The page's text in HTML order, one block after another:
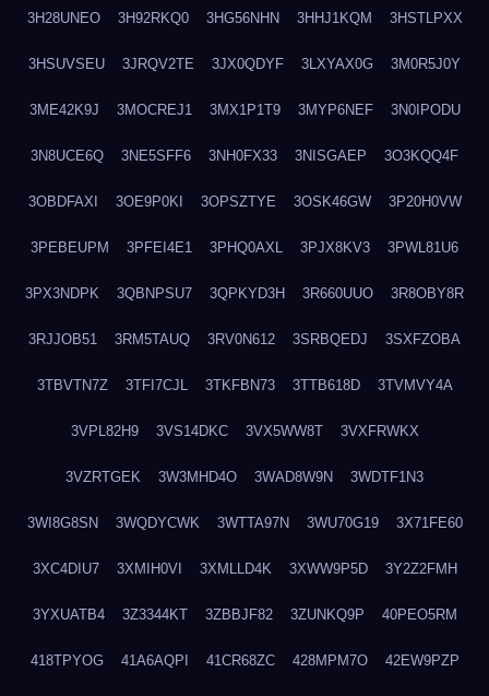
3H28UNEO 3H92RKQ0 3HG56NHN 3HHJ1KQM 3HSTLPXX
3HSUVSEU 3JRQV2TE 3JX0QDYF 3LXYAX0G 3M0R5J0Y
3ME42K9J 3MOCREJ1 3MX1P1T9 3MYP6NEF 3N0IPODU
3N8UCE6Q 3NE5SFF6 3NH0FX33 3NISGAEP 3O3KQQ4F
3OBDFAXI 3OE9P0KI 3OPSZTYE 3OSK46GW 3P20H0VW
3PEBEUPM 3PFEI4E1 3PHQ0AXL 3PJX8KV3 3PWL81U6
3PX3NDPK 3QBNPSU7 3QPKYD3H 3R660UUO 3R8OBY8R
3RJJOB51 3RM5TAUQ 3RV0N612 3SRBQEDJ 3SXFZOBA
3TBVTN7Z 3TFI7CJL 3TKFBN73 3TTB618D 3TVMVY4A
3VPL82H9 3VS14DKC 3VX5WW8T 3VXFRWKX
3VZRTGEK 3W3MHD4O 3WAD8W9N 3WDTF1N3
3WI8G8SN 3WQDYCWK 3WTTA97N 3WU70G19 3X71FE60
3XC4DIU7 3XMIH0VI 3XMLLD4K 3XWW9P5D 3Y2Z2FMH
3YXUATB4 3Z3344KT 3ZBBJF82 3ZUNKQ9P 40PEO5RM
418TPYOG 41A6AQPI 41CR68ZC 428MPM7O 42EW9PZP